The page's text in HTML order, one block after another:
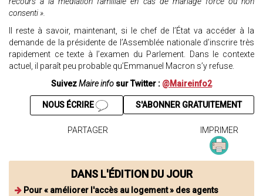
consenti ».
Il reste à savoir, maintenant, si le chef de l’État va accéder à la
demande de la présidente de l’Assemblée nationale d’inscrire très
rapidement ce texte à l’examen du Parlement. Dans le contexte
actuel, il paraît peu probable qu’Emmanuel Macron s’y refuse.
SuivezMaire info sur Twitter : @Maireinfo2
S'ABONNER GRATUITEMENT
NOUS ÉCRIRE
PARTAGER IMPRIMER
DANS L'ÉDITION DU JOUR
Pour « améliorer l'accès au logement » des agents